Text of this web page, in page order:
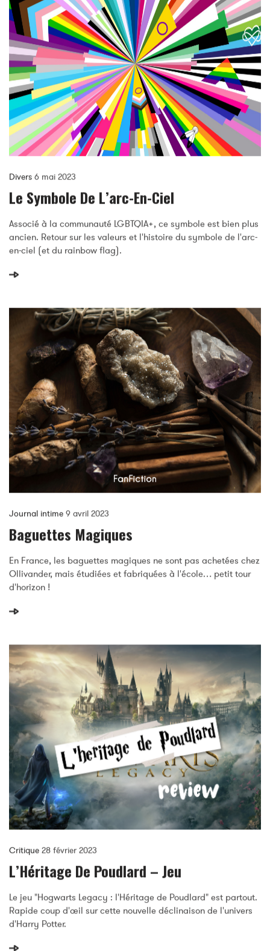
Divers 6 mai 2023
Le Symbole De L’arc-En-Ciel
Associé à la communauté LGBTQIA+, ce symbole est bien plus
ancien. Retour sur les valeurs et l'histoire du symbole de l'arc-
en-ciel (et du rainbow flag).
Journal intime 9 avril 2023
Baguettes Magiques
En France, les baguettes magiques ne sont pas achetées chez
d'horizon !
Critique 28 février 2023
L’Héritage De Poudlard – Jeu
Le jeu "Hogwarts Legacy : l'Héritage de Poudlard" est partout.
Rapide coup d'œil sur cette nouvelle déclinaison de l'univers
d'Harry Potter.